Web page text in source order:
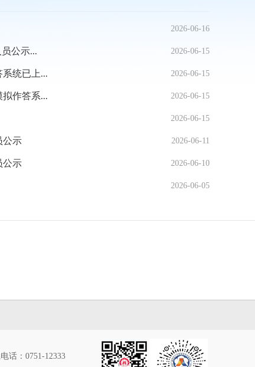
2026-06-16
公示... 2026-06-15
统已上... 2026-06-15
作答系... 2026-06-15
2026-06-15
公示 2026-06-11
公示 2026-06-10
2026-06-05
话：0751-12333